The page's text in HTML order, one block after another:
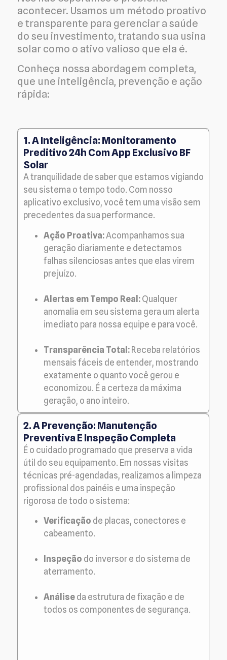
acontecer. Usamos um método proativo
e transparente para gerenciar a saúde
do seu investimento, tratando sua usina
solar como o ativo valioso que ela é.
Conheça nossa abordagem completa,
que une inteligência, prevenção e ação
rápida:
1. A Inteligência: Monitoramento
Preditivo 24h Com App Exclusivo BF
Solar
A tranquilidade de saber que estamos vigiando
seu sistema o tempo todo. Com nosso
aplicativo exclusivo, você tem uma visão sem
precedentes da sua performance.
Ação Proativa:Acompanhamos sua
geração diariamente e detectamos
falhas silenciosas antes que elas virem
prejuízo.
Alertas em Tempo Real: Qualquer
anomalia em seu sistema gera um alerta
imediato para nossa equipe e para você.
Transparência Total: Receba relatórios
mensais fáceis de entender, mostrando
exatamente o quanto você gerou e
economizou. É a certeza da máxima
geração, o ano inteiro.
2. A Prevenção: Manutenção
Preventiva E Inspeção Completa
É o cuidado programado que preserva a vida
útil do seu equipamento. Em nossas visitas
técnicas pré-agendadas, realizamos a limpeza
profissional dos painéis e uma inspeção
rigorosa de todo o sistema:
Verificação de placas, conectores e
cabeamento.
Inspeção do inversor e do sistema de
aterramento.
Análise da estrutura de fixação e de
todos os componentes de segurança.